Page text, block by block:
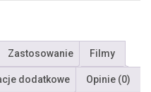
Zastosowanie Filmy
dodatkowe Opinie (0)